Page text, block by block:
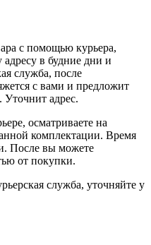
с помощью курьера,
в будние дни и
служба, после
с вами и предложит
Уточнит адрес.
осматриваете на
комплектации. Время
После вы можете
от покупки.
служба, уточняйте у